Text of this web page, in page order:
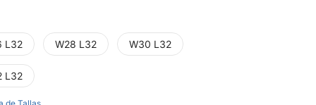
L32 W28 L32 W30 L32
L32